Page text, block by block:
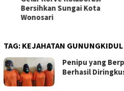
Bersihkan Sungai Kota
Wonosari
TAG: KEJAHATAN GUNUNGKIDUL
Penipu yang
Berhasil